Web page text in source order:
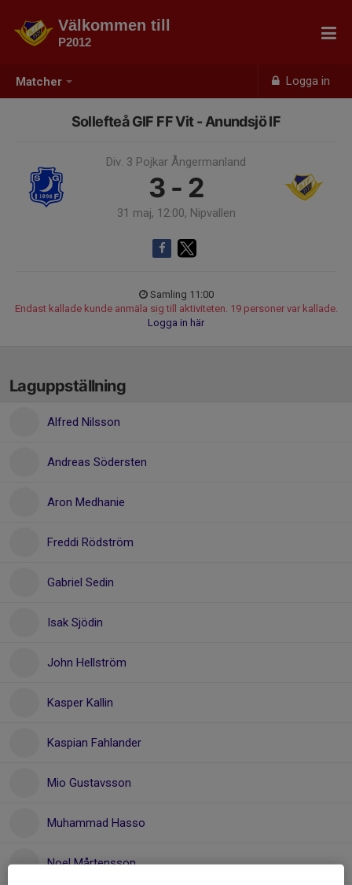
Matcher Logga in
Välkommen till
P2012
Sollefteå GIF FF Vit - Anundsjö IF
Div. 3 Pojkar Ångermanland
3 - 2
31 maj, 12:00, Nipvallen
Samling 11:00
Endast kallade kunde anmäla sig till aktiviteten. 19 personer var kallade.
Logga in här
Laguppställning
Alfred Nilsson
Andreas Södersten
Aron Medhanie
Freddi Rödström
Gabriel Sedin
Isak Sjödin
John Hellström
Kasper Kallin
Kaspian Fahlander
Mio Gustavsson
Muhammad Hasso
Noel Mårtensson